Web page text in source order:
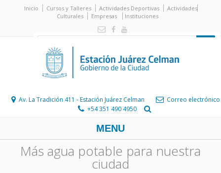
Inicio Cursos y Talleres Actividades Deportivas
Actividades
Culturales
Empresas Instituciones
Av. La Tradición 411 - Estación Juárez Celman
Correo electrónico
+54 351 490 4950
MENU
Más agua potable para nuestra
ciudad